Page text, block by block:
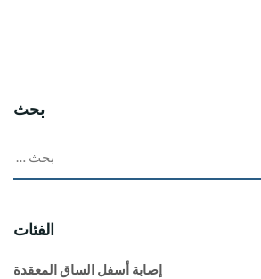
بحث
الفئات
إصابة أسفل الساق المعقدة